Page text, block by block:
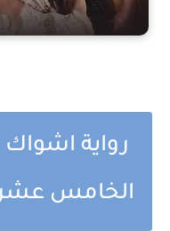
رواية
الخامس عشر